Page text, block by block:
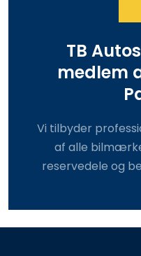
​TB
medlem
​Vi tilbyder
af alle
reservedele og